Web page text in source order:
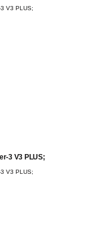
V3 PLUS;
3 V3 PLUS;
V3 PLUS;